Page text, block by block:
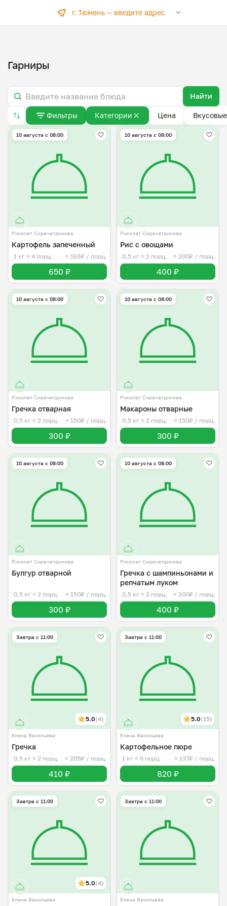
г. Тюмень — введите адрес
Гарниры
Найти
Фильтры Категории Цена
10 августа с 08:00
Рисолат Сирачетдинова
Картофель запеченный
1 кг ≈ 4 порц. ≈ 163₽ / порц.
650 ₽
10 августа с 08:00
Рисолат Сирачетдинова
Рис с овощами
0,5 кг ≈ 2 порц. ≈ 200₽ / порц.
400 ₽
10 августа с 08:00
Рисолат Сирачетдинова
Гречка отварная
0,5 кг ≈ 2 порц. ≈ 150₽ / порц.
300 ₽
10 августа с 08:00
Рисолат Сирачетдинова
Макароны отварные
0,5 кг ≈ 2 порц. ≈ 150₽ / порц.
300 ₽
10 августа с 08:00
Рисолат Сирачетдинова
Булгур отварной
0,5 кг ≈ 2 порц. ≈ 150₽ / порц.
300 ₽
10 августа с 08:00
Рисолат Сирачетдинова
Гречка с шампиньонами и
репчатым луком
0,5 кг ≈ 2 порц. ≈ 200₽ / порц.
400 ₽
Завтра c 11:00
5.0(4)
Елена Васильева
Гречка
0,5 кг ≈ 2 порц. ≈ 205₽ / порц.
410 ₽
Завтра c 11:00
5.0(15)
Елена Васильева
Картофельное пюре
1 кг ≈ 6 порц. ≈ 137₽ / порц.
820 ₽
Завтра c 11:00
5.0(4)
Елена Васильева
Завтра c 11:00
Елена Васильева